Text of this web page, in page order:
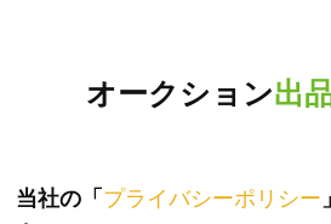
オークション出
当社の「 プライバシーポリシー